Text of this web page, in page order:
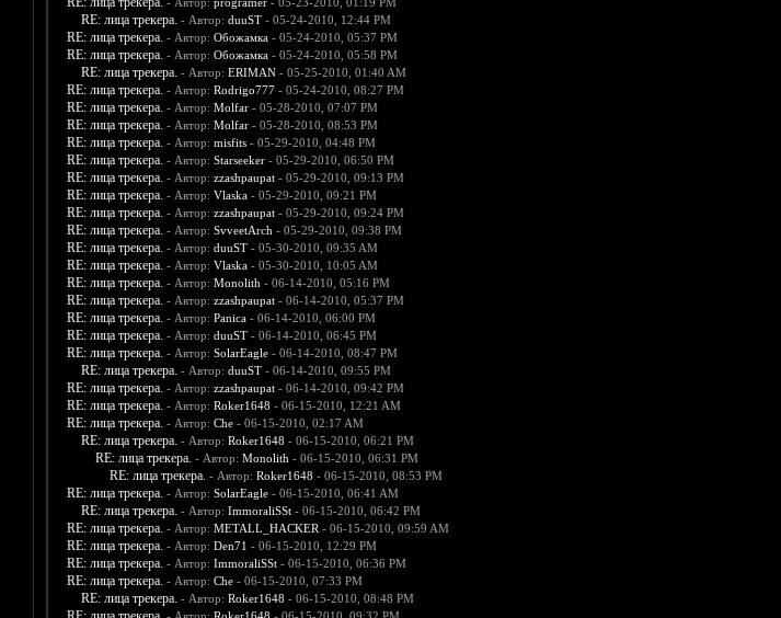
RE: лица трекера. - Автор: duuST- 05-24-2010, 12:44 PM
RE: лица трекера. - Автор: Обожамка- 05-24-2010, 05:37 PM
RE: лица трекера. - Автор: Обожамка- 05-24-2010, 05:58 PM
RE: лица трекера. - Автор: ERIMAN- 05-25-2010, 01:40 AM
RE: лица трекера. - Автор: Rodrigo777- 05-24-2010, 08:27 PM
RE: лица трекера. - Автор: Molfar- 05-28-2010, 07:07 PM
RE: лица трекера. - Автор: Molfar- 05-28-2010, 08:53 PM
RE: лица трекера. - Автор: misfits- 05-29-2010, 04:48 PM
RE: лица трекера. - Автор: Starseeker- 05-29-2010, 06:50 PM
RE: лица трекера. - Автор: zzashpaupat- 05-29-2010, 09:13 PM
RE: лица трекера. - Автор: Vlaska- 05-29-2010, 09:21 PM
RE: лица трекера. - Автор: zzashpaupat- 05-29-2010, 09:24 PM
RE: лица трекера. - Автор: SvveetArch - 05-29-2010, 09:38 PM
RE: лица трекера. - Автор: duuST- 05-30-2010, 09:35 AM
RE: лица трекера. - Автор: Vlaska- 05-30-2010, 10:05 AM
RE: лица трекера. - Автор: Monolith - 06-14-2010, 05:16 PM
RE: лица трекера. - Автор: zzashpaupat- 06-14-2010, 05:37 PM
RE: лица трекера. - Автор: Panica- 06-14-2010, 06:00 PM
RE: лица трекера. - Автор: duuST- 06-14-2010, 06:45 PM
RE: лица трекера. - Автор: SolarEagle- 06-14-2010, 08:47 PM
RE: лица трекера. - Автор: duuST- 06-14-2010, 09:55 PM
RE: лица трекера. - Автор: zzashpaupat- 06-14-2010, 09:42 PM
RE: лица трекера. - Автор: Roker1648 - 06-15-2010, 12:21 AM
RE: лица трекера. - Автор: Che- 06-15-2010, 02:17 AM
RE: лица трекера. - Автор: Roker1648 - 06-15-2010, 06:21 PM
RE: лица трекера. - Автор: Monolith - 06-15-2010, 06:31 PM
RE: лица трекера. - Автор: Roker1648 - 06-15-2010, 08:53 PM
RE: лица трекера. - Автор: SolarEagle- 06-15-2010, 06:41 AM
RE: лица трекера. - Автор: ImmoraliSSt- 06-15-2010, 06:42 PM
RE: лица трекера. - Автор: METALL_HACKER - 06-15-2010, 09:59 AM
RE: лица трекера. - Автор: Den71 - 06-15-2010, 12:29 PM
RE: лица трекера. - Автор: ImmoraliSSt- 06-15-2010, 06:36 PM
RE: лица трекера. - Автор: Che- 06-15-2010, 07:33 PM
RE: лица трекера. - Автор: Roker1648 - 06-15-2010, 08:48 PM